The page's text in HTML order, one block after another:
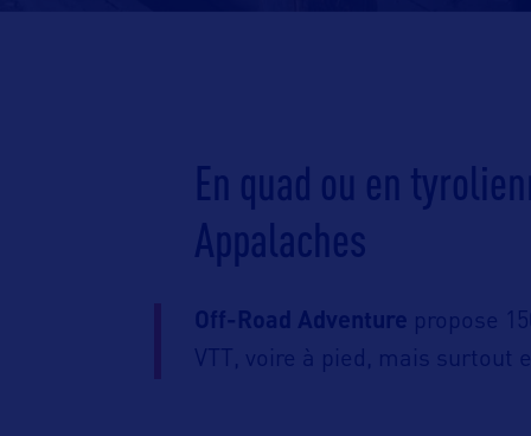
En quad ou en
Appalaches
Off-Road Adventure propose
VTT, voire à pied, mais surtout